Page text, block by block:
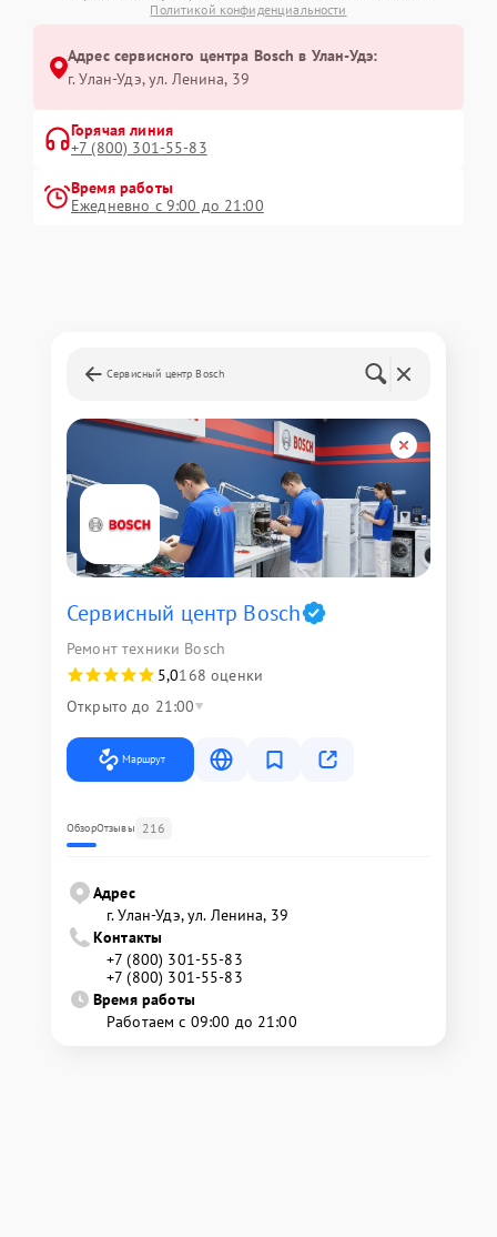
Политикой конфиденциальности
Адрес сервисного центра Bosch в Улан-Удэ:
г. Улан-Удэ, ул. Ленина, 39
Горячая линия
+7 (800) 301-55-83
Время работы
Ежедневно с 9:00 до 21:00
Сервисный центр Bosch
Сервисный центр Bosch
Ремонт техники Bosch
5,0168 оценки
Открыто до 21:00
Маршрут
ОбзорОтзывы 216
Адрес
г. Улан-Удэ, ул. Ленина, 39
Контакты
+7 (800) 301-55-83
+7 (800) 301-55-83
Время работы
Работаем с 09:00 до 21:00